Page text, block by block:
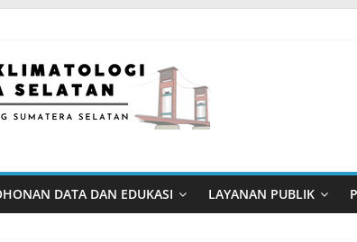
DATA DAN EDUKASI LAYANAN PUBLIK